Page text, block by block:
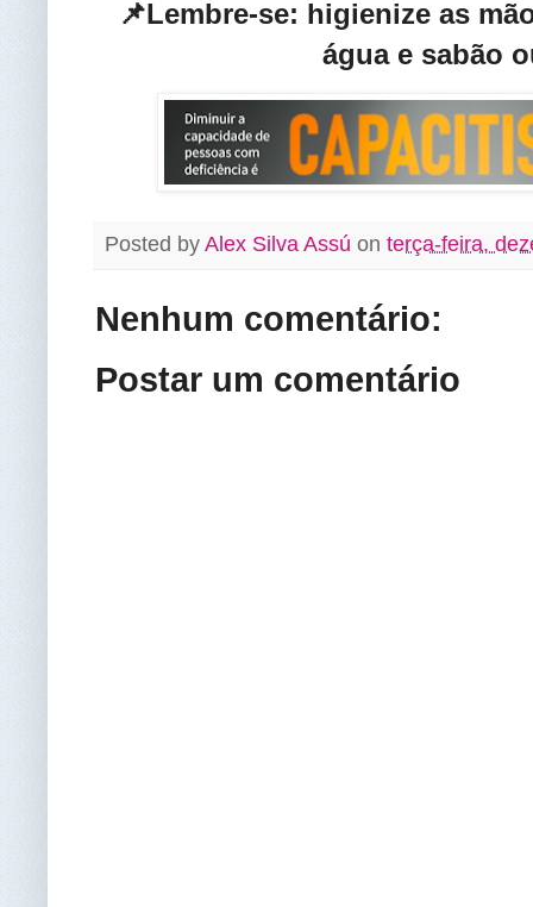
📌Lembre-se: higienize as
água e sabão
Posted by Alex Silva Assú on terça-feira,
Nenhum comentário:
Postar um comentário